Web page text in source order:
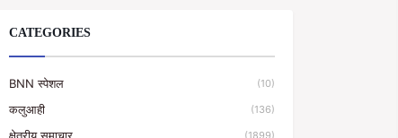
CATEGORIES
BNN स्पेशल (10)
कलुआही (136)
(1899)